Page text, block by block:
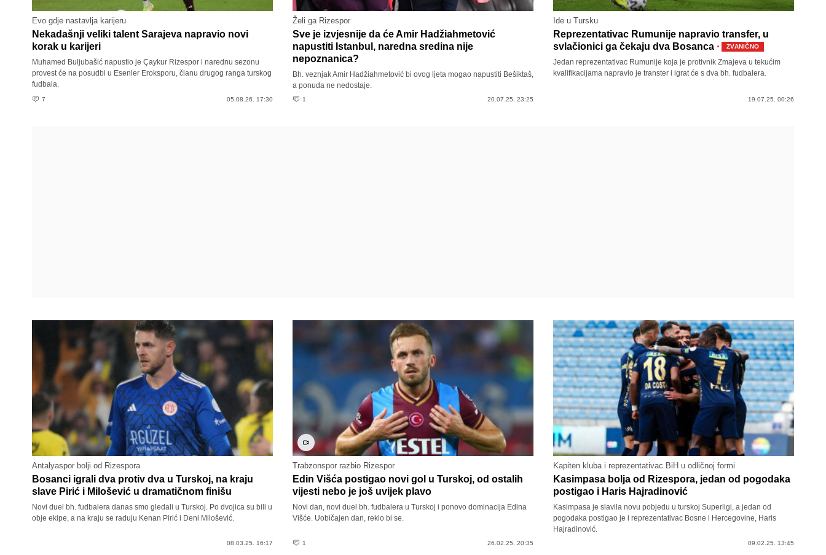
Evo gdje nastavlja karijeru
Nekadašnji veliki talent Sarajeva napravio novi
korak u karijeri
Muhamed Buljubašić napustio je Çaykur Rizespor i narednu sezonu
provest će na posudbi u Esenler Eroksporu, članu drugog ranga turskog
fudbala.
7 05.08.26. 17:30
Želi ga Rizespor
Sve je izvjesnije da će Amir Hadžiahmetović
napustiti Istanbul, naredna sredina nije
nepoznanica?
Bh. veznjak Amir Hadžiahmetović bi ovog ljeta mogao napustiti Bešiktaš,
a ponuda ne nedostaje.
1 20.07.25. 23:25
Ide u Tursku
Reprezentativac Rumunije napravio transfer, u
svlačionici ga čekaju dva Bosanca · ZVANIČNO
Jedan reprezentativac Rumunije koja je protivnik Zmajeva u tekućim
kvalifikacijama napravio je transter i igrat će s dva bh. fudbalera.
19.07.25. 00:26
Antalyaspor bolji od Rizespora
Bosanci igrali dva protiv dva u Turskoj, na kraju
slave Pirić i Milošević u dramatičnom finišu
Novi duel bh. fudbalera danas smo gledali u Turskoj. Po dvojica su bili u
obje ekipe, a na kraju se raduju Kenan Pirić i Deni Milošević.
08.03.25. 16:17
Trabzonspor razbio Rizespor
Edin Višća postigao novi gol u Turskoj, od ostalih
vijesti nebo je još uvijek plavo
Novi dan, novi duel bh. fudbalera u Turskoj i ponovo dominacija Edina
Višće. Uobičajen dan, reklo bi se.
1 26.02.25. 20:35
Kapiten kluba i reprezentativac BiH u odličnoj formi
Kasimpasa bolja od Rizespora, jedan od pogodaka
postigao i Haris Hajradinović
Kasimpasa je slavila novu pobjedu u turskoj Superligi, a jedan od
pogodaka postigao je i reprezentativac Bosne i Hercegovine, Haris
Hajradinović.
09.02.25. 13:45